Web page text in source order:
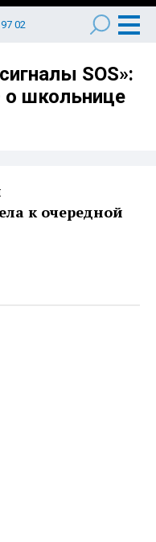
02
SOS»:
школьнице
к очередной